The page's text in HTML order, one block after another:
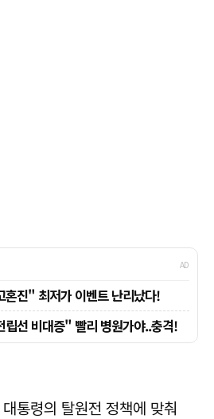
통령의 탈원전 정책에 맞춰